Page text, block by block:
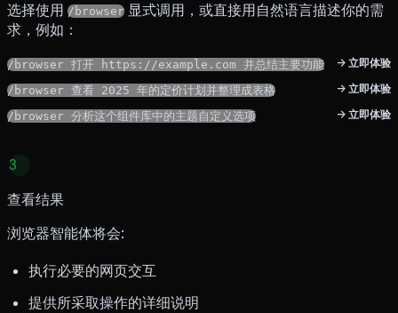
选择使用 /browser 显式调用，或直接用自然语言描述你的需
求，例如：
/browser 打开 https://example.com 并总结主要功能 → 立即体验
/browser 查看 2025 年的定价计划并整理成表格 → 立即体验
/browser 分析这个组件库中的主题自定义选项 → 立即体验
3
查看结果
浏览器智能体将会:
执行必要的网页交互
提供所采取操作的详细说明